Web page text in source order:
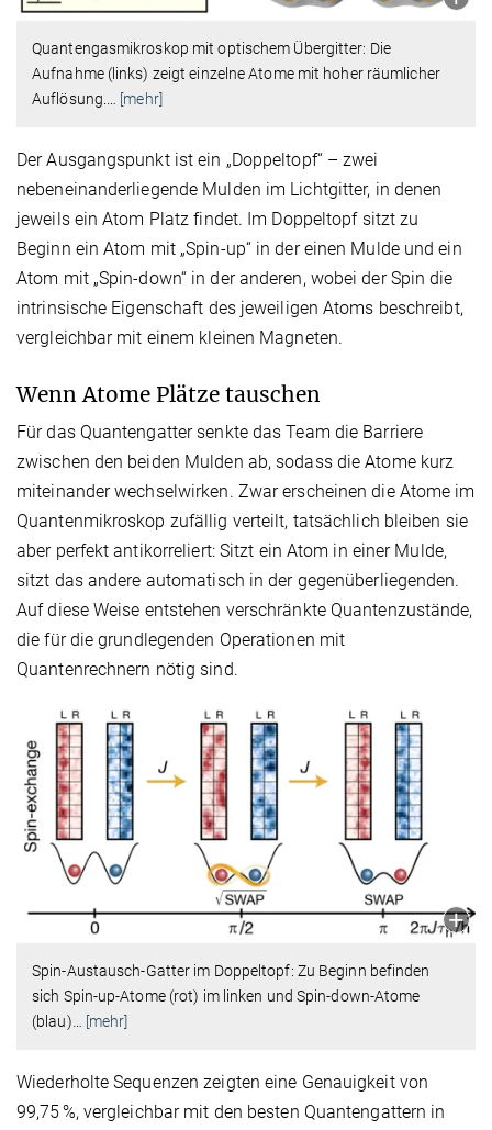
Quantengasmikroskop mit optischem Übergitter: Die
Aufnahme (links) zeigt einzelne Atome mit hoher räumlicher
Auflösung.
[mehr]
Der Ausgangspunkt ist ein „Doppeltopf“ – zwei
nebeneinanderliegende Mulden im Lichtgitter, in denen
jeweils ein Atom Platz findet. Im Doppeltopf sitzt zu
Beginn ein Atom mit „Spin-up“ in der einen Mulde und ein
Atom mit „Spin-down“ in der anderen, wobei der Spin die
intrinsische Eigenschaft des jeweiligen Atoms beschreibt,
vergleichbar mit einem kleinen Magneten.
Wenn Atome Plätze tauschen
Für das Quantengatter senkte das Team die Barriere
zwischen den beiden Mulden ab, sodass die Atome kurz
miteinander wechselwirken. Zwar erscheinen die Atome im
Quantenmikroskop zufällig verteilt, tatsächlich bleiben sie
aber perfekt antikorreliert: Sitzt ein Atom in einer Mulde,
sitzt das andere automatisch in der gegenüberliegenden.
Auf diese Weise entstehen verschränkte Quantenzustände,
die für die grundlegenden Operationen mit
Quantenrechnern nötig sind.
Spin-Austausch-Gatter im Doppeltopf: Zu Beginn befinden
sich Spin-up-Atome (rot) im linken und Spin-down-Atome
(blau)… [mehr]
Wiederholte Sequenzen zeigten eine Genauigkeit von
99,75 %, vergleichbar mit den besten Quantengattern in